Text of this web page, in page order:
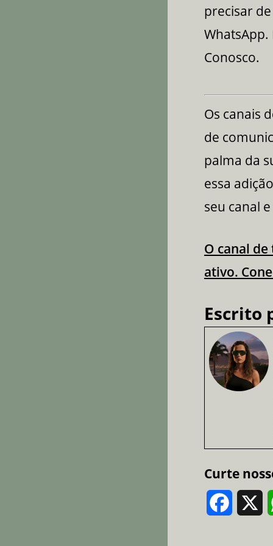
precisar
WhatsApp.
Conosco.
Os canais
de
palma da
essa
seu canal
O canal
ativo.
Escrito
Curte
X